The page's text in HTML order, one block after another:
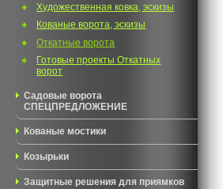
Художественная ковка, эскизы
Кованые ворота, эскизы
Откатные ворота
Готовые проекты Откатных
ворот
Садовые ворота
СПЕЦПРЕДЛОЖЕНИЕ
Кованые мостики
Козырьки
Защитные решения для приямков